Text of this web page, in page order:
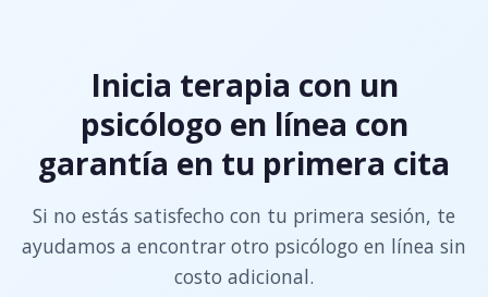
Inicia terapia con un
psicólogo en línea con
garantía en tu primera cita
Si no estás satisfecho con tu primera sesión, te
ayudamos a encontrar otro psicólogo en línea sin
costo adicional.